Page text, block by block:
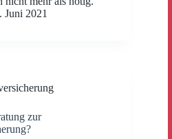
Juni 2021
zur